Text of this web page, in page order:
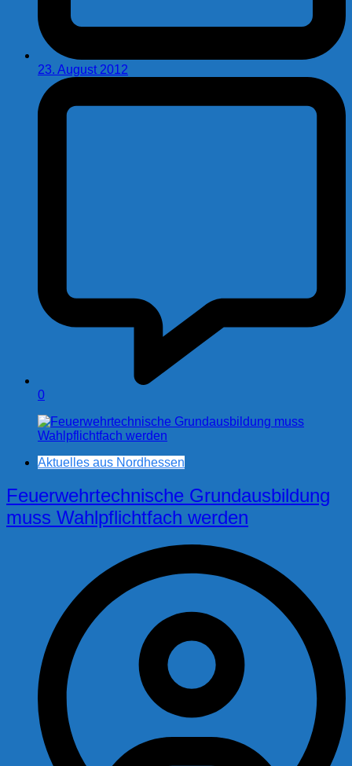
23. August 2012
0
Aktuelles aus Nordhessen
Feuerwehrtechnische Grundausbildung
muss Wahlpflichtfach werden